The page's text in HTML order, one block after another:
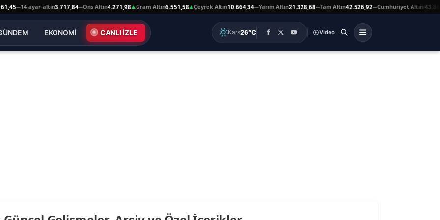
—14-ayar-altin3.717,84—Ons Altın4.271,98▲Gram Altın6.551,58▲Çeyrek Altın10.664,34—Yarım Altın21.328,68—Tam Altın42.526,92—Cumhuriyet Altını
EKONOMİ CANLI İZLE Kars26°C Video